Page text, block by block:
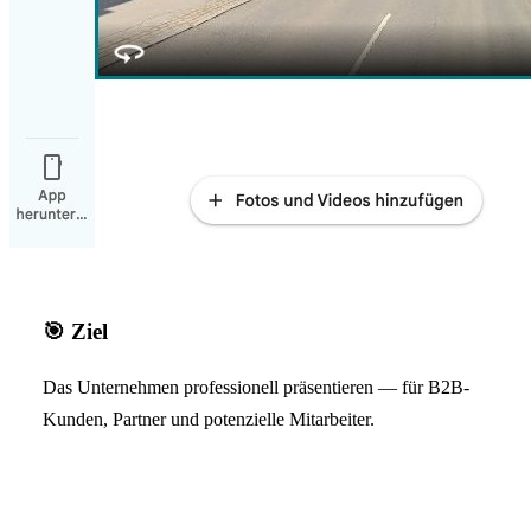
🎯 Ziel
Das Unternehmen professionell präsentieren — für B2B-
Kunden, Partner und potenzielle Mitarbeiter.